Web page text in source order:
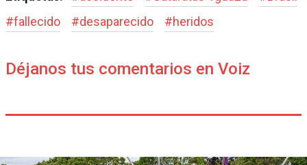
#fallecido #desaparecido #heridos
Déjanos tus comentarios en Voiz